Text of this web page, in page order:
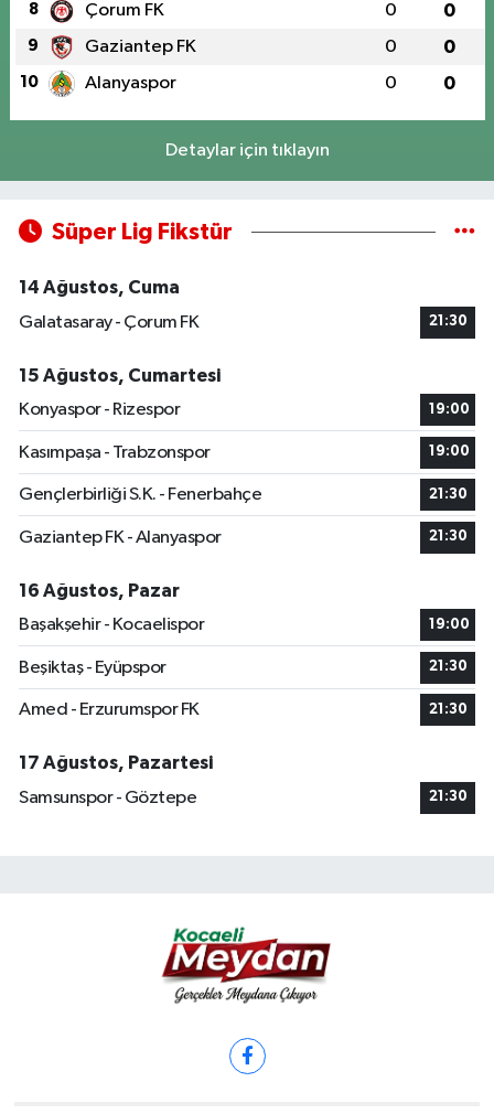
8 Çorum FK 0 0
9 Gaziantep FK 0 0
10 Alanyaspor 0 0
Detaylar için tıklayın
Süper Lig Fikstür
14 Ağustos, Cuma
Galatasaray - Çorum FK
21:30
15 Ağustos, Cumartesi
Konyaspor - Rizespor
19:00
Kasımpaşa - Trabzonspor 19:00
Gençlerbirliği S.K. - Fenerbahçe 21:30
Gaziantep FK - Alanyaspor 21:30
16 Ağustos, Pazar
Başakşehir - Kocaelispor
19:00
Beşiktaş - Eyüpspor 21:30
Amed - Erzurumspor FK 21:30
17 Ağustos, Pazartesi
Samsunspor - Göztepe
21:30